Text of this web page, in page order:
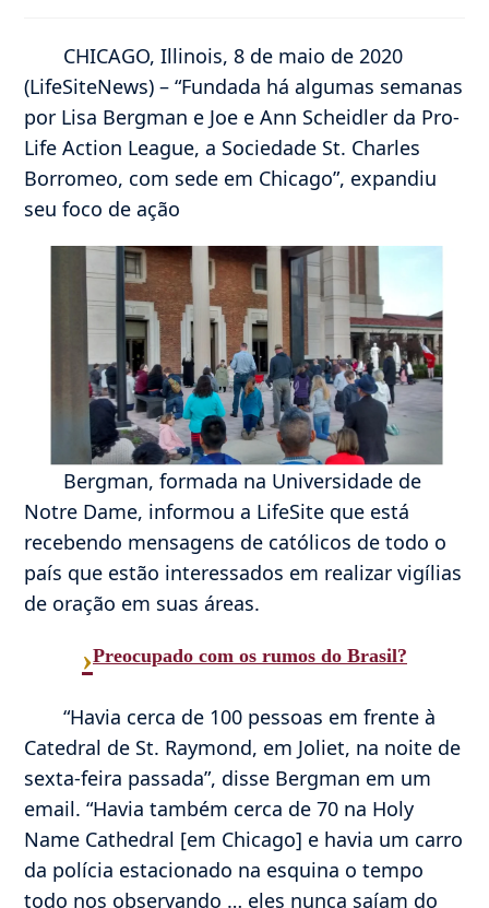
CHICAGO, Illinois, 8 de maio de 2020
(LifeSiteNews) – “Fundada há algumas semanas
por Lisa Bergman e Joe e Ann Scheidler da Pro-
Life Action League, a Sociedade St. Charles
Borromeo, com sede em Chicago”, expandiu
seu foco de ação
Bergman, formada na Universidade de
Notre Dame, informou a LifeSite que está
recebendo mensagens de católicos de todo o
país que estão interessados ​​em realizar vigílias
de oração em suas áreas.
›Preocupado com os rumos do Brasil?
“Havia cerca de 100 pessoas em frente à
Catedral de St. Raymond, em Joliet, na noite de
sexta-feira passada”, disse Bergman em um
email. “Havia também cerca de 70 na Holy
Name Cathedral [em Chicago] e havia um carro
da polícia estacionado na esquina o tempo
todo nos observando … eles nunca saíam do